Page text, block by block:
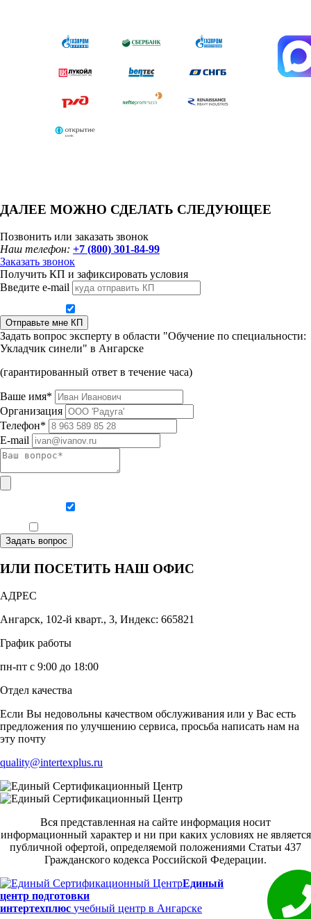
ДАЛЕЕ МОЖНО СДЕЛАТЬ СЛЕДУЮЩЕЕ
Позвонить или заказать звонок
Наш телефон: +7 (800) 301-84-99
Заказать звонок
Получить КП и зафиксировать условия
Введите e-mail
Отправьте мне КП
Задать вопрос эксперту в области "Обучение по специальности:
Укладчик синели" в Ангарске
(гарантированный ответ в течение часа)
Ваше имя*
Организация
Телефон*
E-mail
Задать вопрос
ИЛИ ПОСЕТИТЬ НАШ ОФИС
АДРЕС
Ангарск, 102-й кварт., 3, Индекс: 665821
График работы
пн-пт с 9:00 до 18:00
Отдел качества
Если Вы недовольны качеством обслуживания или у Вас есть
предложения по улучшению сервиса, просьба написать нам на
эту почту
quality@intertexplus.ru
Вся представленная на сайте информация носит
информационный характер и ни при каких условиях не является
публичной офертой, определяемой положениями Статьи 437
Гражданского кодекса Российской Федерации.
Единый
центр подготовки
интертехплюс учебный центр в Ангарске